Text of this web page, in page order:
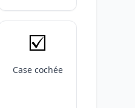
☑️
Case cochée